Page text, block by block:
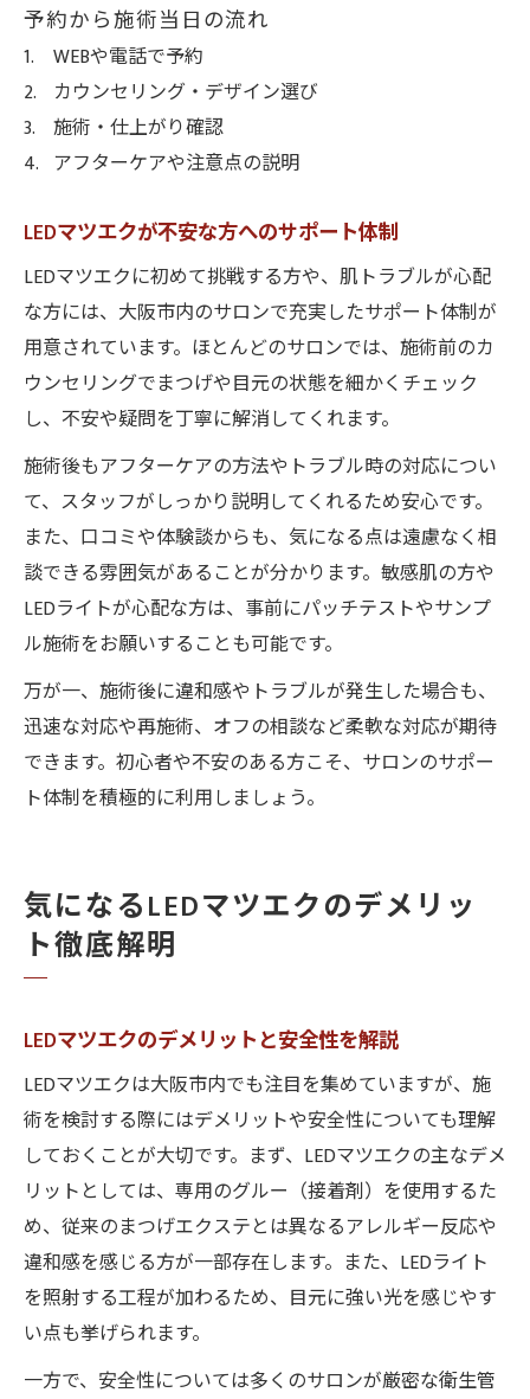
予約から施術当日の流れ
WEBや電話で予約
カウンセリング・デザイン選び
施術・仕上がり確認
アフターケアや注意点の説明
LEDマツエクが不安な方へのサポート体制
LEDマツエクに初めて挑戦する方や、肌トラブルが心配
な方には、大阪市内のサロンで充実したサポート体制が
用意されています。ほとんどのサロンでは、施術前のカ
ウンセリングでまつげや目元の状態を細かくチェック
し、不安や疑問を丁寧に解消してくれます。
施術後もアフターケアの方法やトラブル時の対応につい
て、スタッフがしっかり説明してくれるため安心です。
また、口コミや体験談からも、気になる点は遠慮なく相
談できる雰囲気があることが分かります。敏感肌の方や
LEDライトが心配な方は、事前にパッチテストやサンプ
ル施術をお願いすることも可能です。
万が一、施術後に違和感やトラブルが発生した場合も、
迅速な対応や再施術、オフの相談など柔軟な対応が期待
できます。初心者や不安のある方こそ、サロンのサポー
ト体制を積極的に利用しましょう。
気になるLEDマツエクのデメリッ
ト徹底解明
LEDマツエクのデメリットと安全性を解説
LEDマツエクは大阪市内でも注目を集めていますが、施
術を検討する際にはデメリットや安全性についても理解
しておくことが大切です。まず、LEDマツエクの主なデメ
リットとしては、専用のグルー（接着剤）を使用するた
め、従来のまつげエクステとは異なるアレルギー反応や
違和感を感じる方が一部存在します。また、LEDライト
を照射する工程が加わるため、目元に強い光を感じやす
い点も挙げられます。
一方で、安全性については多くのサロンが厳密な衛生管